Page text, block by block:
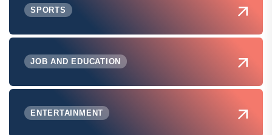
SPORTS
JOB AND EDUCATION
ENTERTAINMENT